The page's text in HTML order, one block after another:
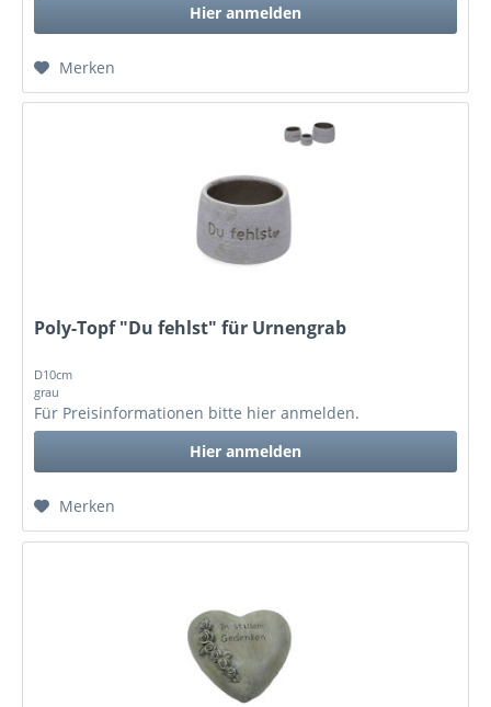
Hier anmelden
Merken
Poly-Topf "Du fehlst" für Urnengrab
D10cm
grau
Für Preisinformationen bitte hier anmelden.
Hier anmelden
Merken